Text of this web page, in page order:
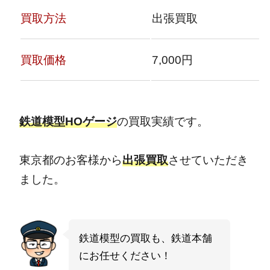
買取方法 出張買取
買取価格 7,000円
鉄道模型HOゲージの買取実績です。
東京都のお客様から出張買取させていただき
ました。
鉄道模型の買取も、鉄道本舗
にお任せください！